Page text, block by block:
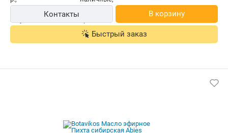
Контакты В корзину
Быстрый заказ